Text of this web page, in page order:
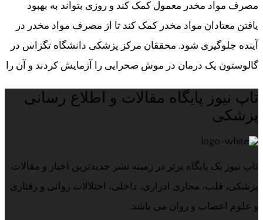
مصرف مواد مخدر معمول کمک کند و روزی بتواند به بهبود
یافتن معتادان مواد مخدر کمک کند تا از مصرف مواد مخدر در
آینده جلوگیری شود. محققان مرکز پزشکی دانشگاه تگزاس در
گالوستون یک درمان در موش صحرایی را آزمایش کردند و آن را
تاپ نیوز پایگاه مقالات و اطلاع رسانی
پزشکی
تاپ نیوز یک پایگاه برتر در زمینه نشر جدیدترین اخبار و مقالات
پزشکی، قلب، مجاری ادراری، داخلی، اختلالات روانی و رفتاری
و علوم اعصاب و روان می باشد.